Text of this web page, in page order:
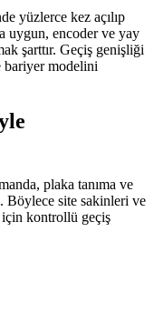
yüzlerce kez açılıp
uygun, encoder ve yay
şarttır. Geçiş genişliği
bariyer modelini
plaka tanıma ve
Böylece site sakinleri ve
kontrollü geçiş